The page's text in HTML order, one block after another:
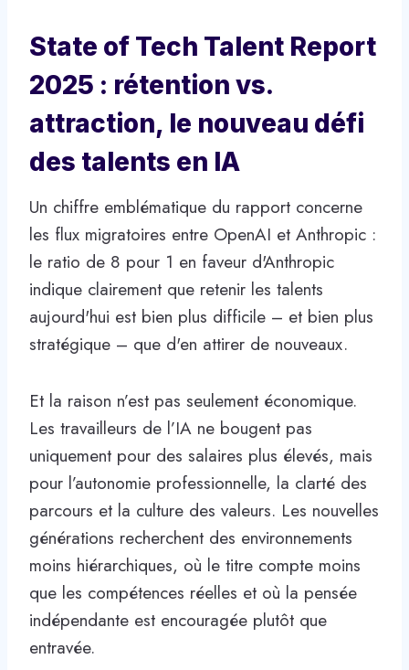
State of Tech Talent Report
2025 : rétention vs.
attraction, le nouveau défi
des talents en IA
Un chiffre emblématique du rapport concerne
les flux migratoires entre OpenAI et Anthropic :
le ratio de 8 pour 1 en faveur d'Anthropic
indique clairement que retenir les talents
aujourd'hui est bien plus difficile – et bien plus
stratégique – que d'en attirer de nouveaux.
Et la raison n’est pas seulement économique.
Les travailleurs de l’IA ne bougent pas
uniquement pour des salaires plus élevés, mais
pour l’autonomie professionnelle, la clarté des
parcours et la culture des valeurs. Les nouvelles
générations recherchent des environnements
moins hiérarchiques, où le titre compte moins
que les compétences réelles et où la pensée
indépendante est encouragée plutôt que
entravée.